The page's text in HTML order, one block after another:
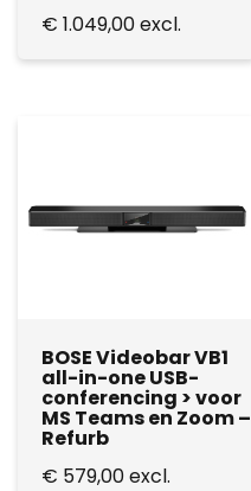
€ 1.049,00excl.
BOSE Videobar VB1
all-in-one USB-
conferencing > voor
MS Teams en Zoom –
Refurb
€ 579,00excl.